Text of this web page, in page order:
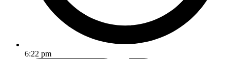
6:22 pm